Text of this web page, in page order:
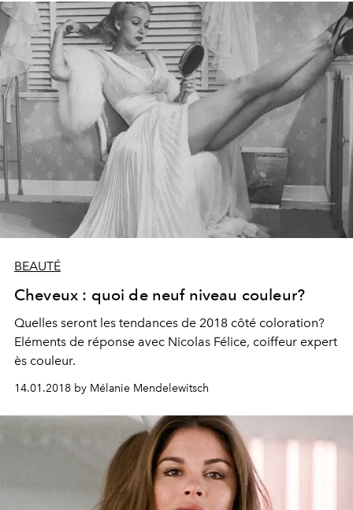
BEAUTÉ
Cheveux : quoi de neuf niveau couleur?
Quelles seront les tendances de 2018 côté coloration?
Eléments de réponse avec Nicolas Félice, coiffeur expert
ès couleur.
14.01.2018 by Mélanie Mendelewitsch